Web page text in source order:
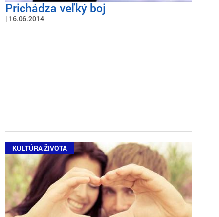
Prichádza veľký boj
16.06.2014
KULTÚRA ŽIVOTA